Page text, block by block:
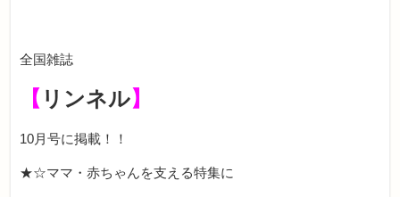
全国雑誌
【 リンネル】
10月号に掲載！！
★☆ママ・赤ちゃんを支える特集に